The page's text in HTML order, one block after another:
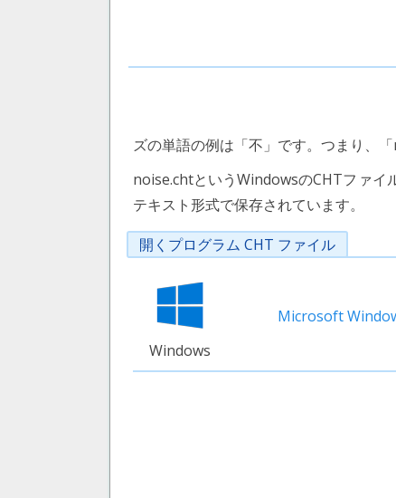
ズの単語の例は「不」です。つまり、
noise.chtというWindowsのCHTファイ
テキスト形式で保存されています。
開くプログラム CHT ファイル
Windows
Microsoft